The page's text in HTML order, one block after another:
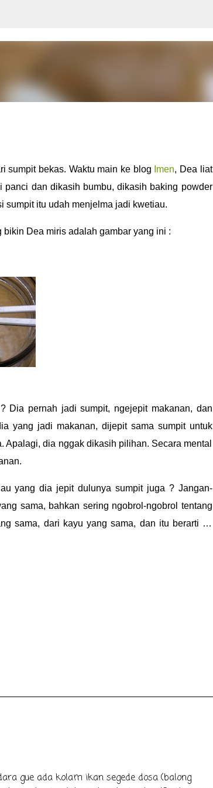
sumpit bekas. Waktu main ke blog Imen, Dea liat
panci dan dikasih bumbu, dikasih baking powder
sumpit itu udah menjelma jadi kwetiau.
Dea miris adalah gambar yang ini :
Dia pernah jadi sumpit, ngejepit makanan, dan
yang jadi makanan, dijepit sama sumpit untuk
dia nggak dikasih pilihan. Secara mental
yang dia jepit dulunya sumpit juga ? Jangan-
sama, bahkan sering ngobrol-ngobrol tentang
sama, dari kayu yang sama, dan itu berarti …
gue ada kolam ikan segede dosa (balong